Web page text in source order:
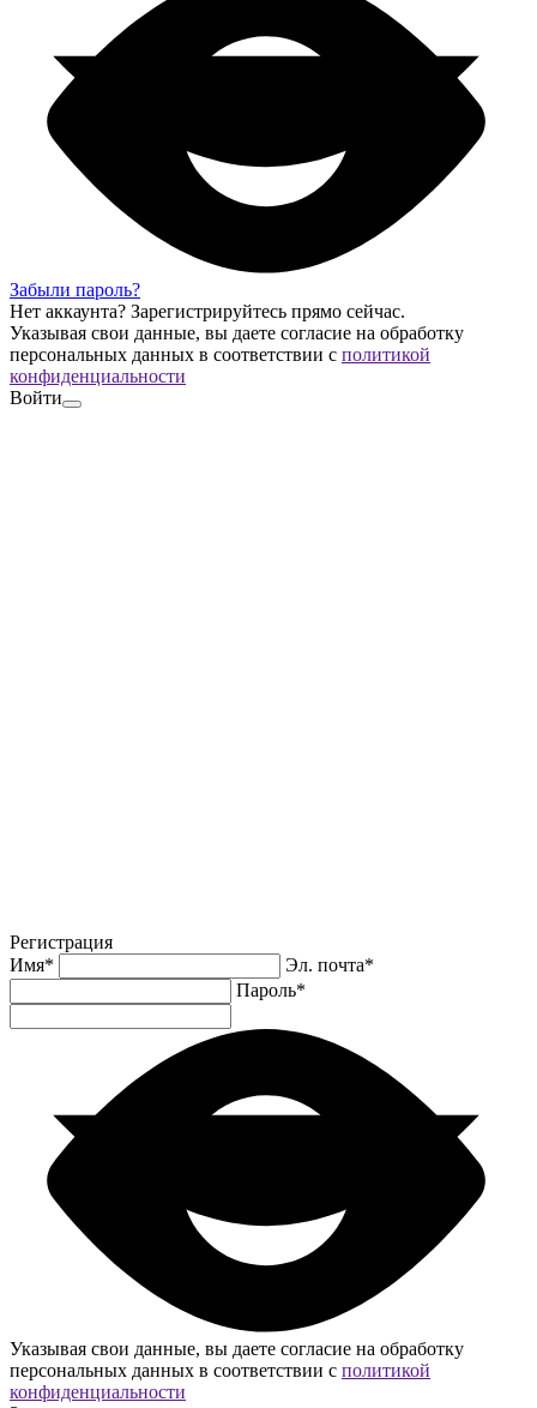
Забыли пароль?
Нет аккаунта? Зарегистрируйтесь прямо сейчас.
Указывая свои данные, вы даете согласие на обработку
персональных данных в соответствии с политикой
конфиденциальности
Войти
Регистрация
Имя* Эл. почта*
Пароль*
Указывая свои данные, вы даете согласие на обработку
персональных данных в соответствии с политикой
конфиденциальности